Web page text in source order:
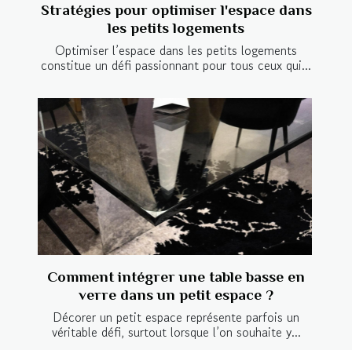
Stratégies pour optimiser l'espace dans
les petits logements
Optimiser l’espace dans les petits logements
constitue un défi passionnant pour tous ceux qui...
Comment intégrer une table basse en
verre dans un petit espace ?
Décorer un petit espace représente parfois un
véritable défi, surtout lorsque l’on souhaite y...